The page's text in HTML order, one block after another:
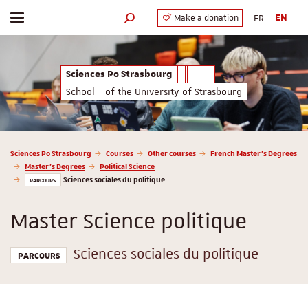
Sciences Po Strasbourg
School
of the University of Strasbourg
Toggle menu Search engine
Make a donation FR EN
Vous êtes ici :
Sciences Po Strasbourg Courses Other courses
French Master’s Degrees
Master’s Degrees
Political Science
PARCOURS Sciences sociales du politique
Master Science politique
PARCOURS Sciences sociales du politique